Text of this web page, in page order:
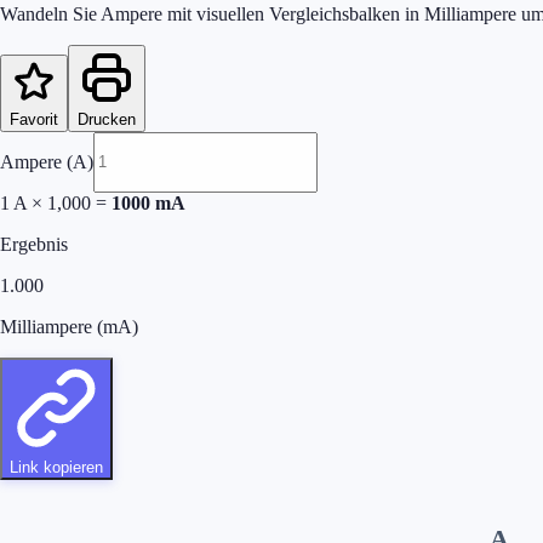
Wandeln Sie Ampere mit visuellen Vergleichsbalken in Milliampere
Favorit Drucken
Ampere (A)
1 A × 1,000 = 1000 mA
Ergebnis
1.000
Milliampere (mA)
Link kopieren